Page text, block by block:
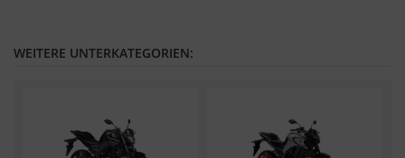
WEITERE UNTERKATEGORIEN: